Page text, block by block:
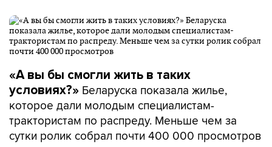
«А вы бы смогли жить в таких
условиях?» Беларуска показала жилье,
которое дали молодым специалистам-
трактористам по распреду. Меньше чем за
сутки ролик собрал почти 400 000 просмотров